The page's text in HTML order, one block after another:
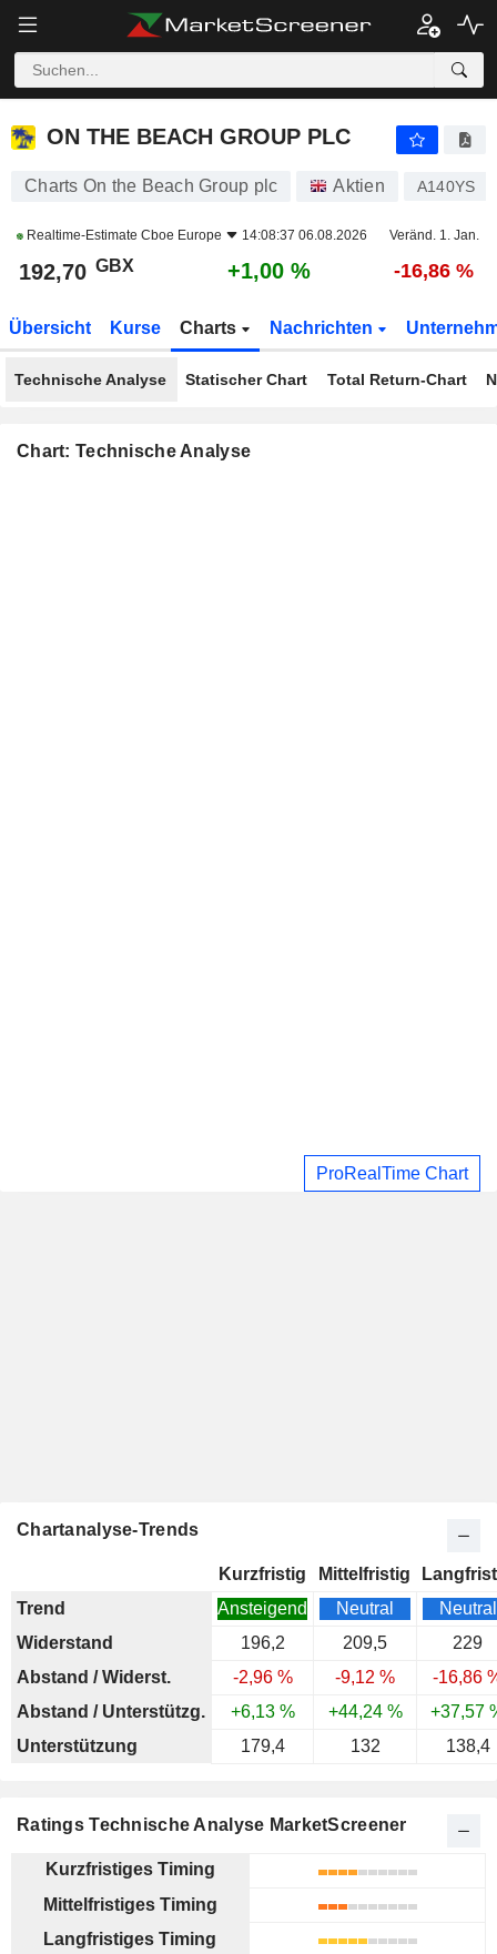
ON THE BEACH GROUP PLC +1,00 %
ON THE BEACH GROUP PLC
Charts On the Beach Group plc Aktien A140YS
Realtime-Estimate Cboe Europe 14:08:37 06.08.2026 Veränd. 1. Jan.
192,70 GBX +1,00 % -16,86 %
Übersicht Kurse Charts Nachrichten
Technische Analyse Statischer Chart Total Return-Chart
Chart: Technische Analyse
ProRealTime Chart
Chartanalyse-Trends
Kurzfristig Mittelfristig
Trend
Ansteigend Neutral
Neutral
Widerstand
196,2 209,5
229
Abstand / Widerst.
-2,96 % -9,12 %
-16,86
Abstand / Unterstützg.
+6,13 % +44,24 %
+37,57
Unterstützung
179,4 132 138,4
Ratings Technische Analyse MarketScreener
Kurzfristiges Timing
Mittelfristiges Timing
Langfristiges Timing